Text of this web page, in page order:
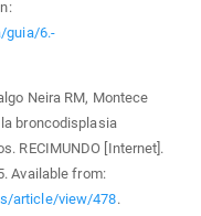
guia/6.-
Neira RM, Montece
broncodisplasia
RECIMUNDO [Internet].
Available from:
article/view/478.